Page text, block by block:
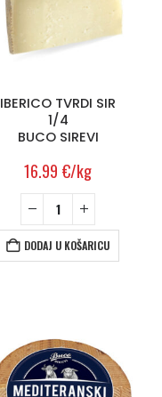
IBERICO TVRDI SIR
1/4
BUCO SIREVI
16.99 €/kg
DODAJ U KOŠARICU